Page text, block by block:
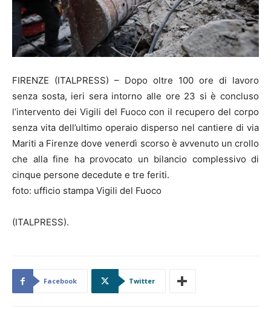
FIRENZE (ITALPRESS) – Dopo oltre 100 ore di lavoro
senza sosta, ieri sera intorno alle ore 23 si è concluso
l’intervento dei Vigili del Fuoco con il recupero del corpo
senza vita dell’ultimo operaio disperso nel cantiere di via
Mariti a Firenze dove venerdì scorso è avvenuto un crollo
che alla fine ha provocato un bilancio complessivo di
cinque persone decedute e tre feriti.
foto: ufficio stampa Vigili del Fuoco
(ITALPRESS).
Facebook Twitter